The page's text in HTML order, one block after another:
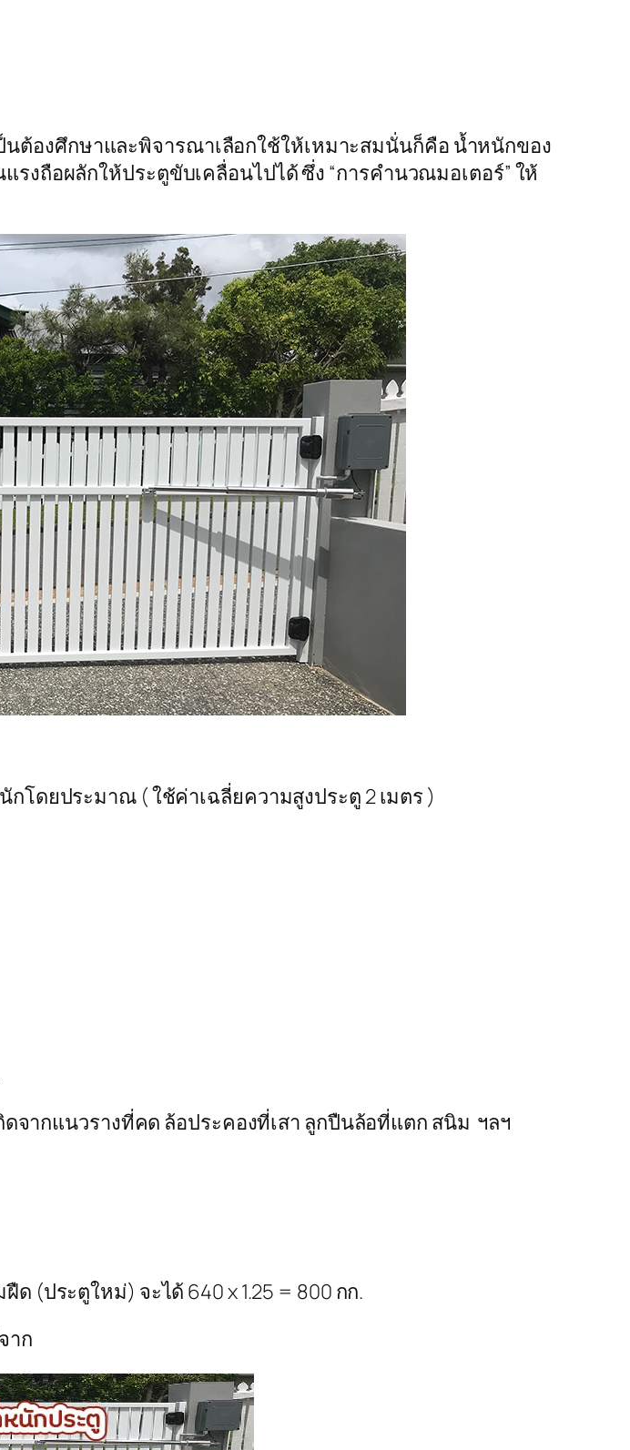
ต้องศึกษาและพิจารณาเลือกใช้ให้เหมาะสมนั่นก็คือ น้ำหนักของ
รงถือผลักให้ประตูขับเคลื่อนไปได้ ซึ่ง “การคำนวณมอเตอร์” ให้
โดยประมาณ ( ใช้ค่าเฉลี่ยความสูงประตู 2 เมตร )
จากแนวรางที่คด ล้อประคองที่เสา ลูกปืนล้อที่แตก สนิม ฯลฯ
(ประตูใหม่) จะได้ 640 x 1.25 = 800 กก.
าก